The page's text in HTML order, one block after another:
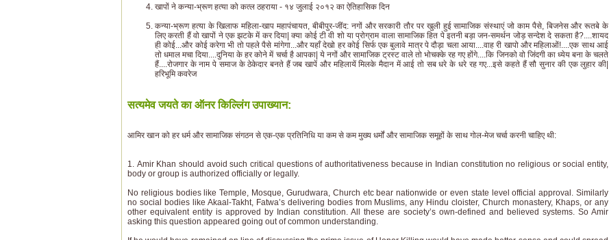
खापों ने कन्या-भ्रूण हत्या को कत्ल ठहराया - १४ जुलाई २०१२ का ऐतिहासिक दिन
कन्या-भ्रूण हत्या के खिलाफ महिला-खाप महापंचायत, बीबीपुर-जींद: नगों और सरकारी तौर पर खुली हुई सामाजिक संस्थाएं जो काम पैसे, बिजनेस और रूतबे के
लिए करती हैं वो खापों ने एक झटके में कर दिया| क्या कोई टी वी शो या प्रोग्राम वाला सामाजिक हित पे इतनी बड़ा जन-समर्थन जोड़ सन्देश दे सकता है?....शायद
ही कोई...और कोई करेगा भी तो पहले पैसे मांगेगा...और यहाँ देखो हर कोई सिर्फ एक बुलावे मात्र पे दौड़ा चला आया....वाह री खापो और महिलाओं!....एक साथ आई
तो धमाल मचा दिया....दुनिया के हर कोने में चर्चा है आपका| ये नगों और सामाजिक ट्रस्ट वाले तो भोचक्के रह गए होंगे....कि जिनको वो जिंदगी का ध्येय बना के चलते
हैं....रोजगार के नाम पे समाज के ठेकेदार बनते हैं जब खापें और महिलायें मिलके मैदान में आई तो सब धरे के धरे रह गए...इसे कहते हैं सौ सुनार की एक लुहार की|
हरिभूमि कवरेज
सत्यमेव जयते का ऑनर किल्लिंग उपाख्यान:
आमिर खान को हर धर्म और सामाजिक संगठन से एक-एक प्रतिनिधि या कम से कम मुख्य धर्मों और सामाजिक समूहों के साथ गोल-मेज चर्चा करनी चाहिए थी:
1. Amir Khan should avoid such critical questions of authoritativeness because in Indian constitution no religious or social entity,
body or group is authorized officially or legally.
No religious bodies like Temple, Mosque, Gurudwara, Church etc bear nationwide or even state level official approval. Similarly
no social bodies like Akaal-Takht, Fatwa’s delivering bodies from Muslims, any Hindu cloister, Church monastery, Khaps, or any
other equivalent entity is approved by Indian constitution. All these are society’s own-defined and believed systems. So Amir
asking this question appeared going out of common understanding.